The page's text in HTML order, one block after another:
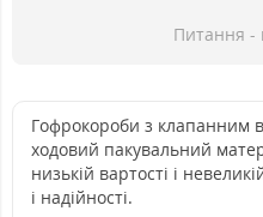
Питання -
Гофрокороби з клапанним
ходовий пакувальний
низькій вартості і
і надійності.